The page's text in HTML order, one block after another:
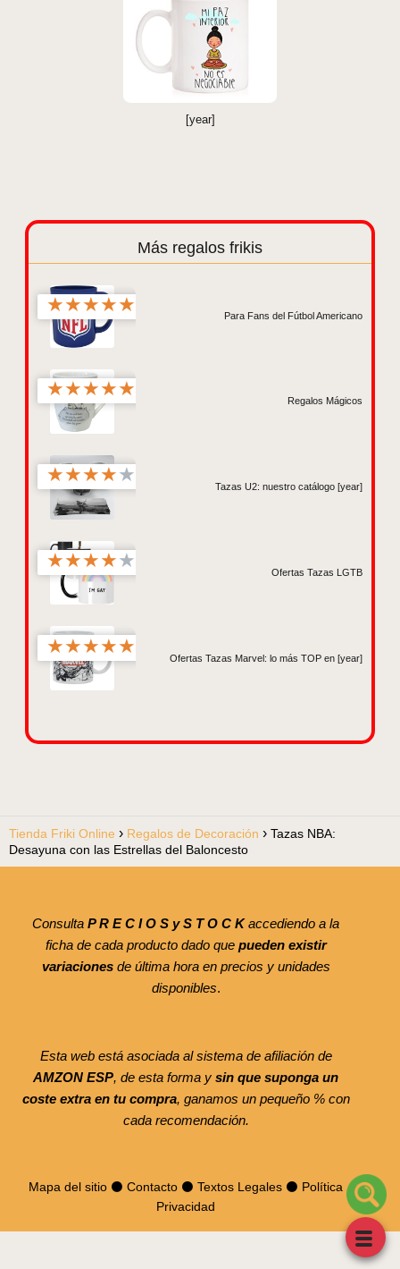
[year]
Más regalos frikis
★★★★★ Para Fans del Fútbol Americano
★★★★★
Regalos Mágicos
★★★★★
Tazas U2: nuestro catálogo [year]
★★★★★
Ofertas Tazas LGTB
★★★★★
Ofertas Tazas Marvel: lo más TOP en [year]
Tienda Friki Online Regalos de Decoración
Tazas NBA:
Desayuna con las Estrellas del Baloncesto
Consulta P R E C I O S y S T O C Kaccediendo a la
ficha de cada producto dado que pueden existir
variacionesde última hora en precios y unidades
disponibles.
Esta web está asociada al sistema de afiliación de
AMZON ESP, de esta forma y sin que suponga un
coste extra en tu compra, ganamos un pequeño % con
cada recomendación.
Mapa del sitio ⚫ Contacto ⚫ Textos Legales ⚫ Política
Privacidad